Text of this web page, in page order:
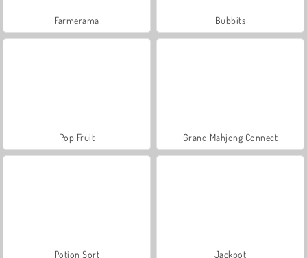
Farmerama Bubbits
Pop Fruit Grand Mahjong Connect
Potion Sort Jackpot